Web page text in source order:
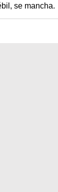
se mancha.